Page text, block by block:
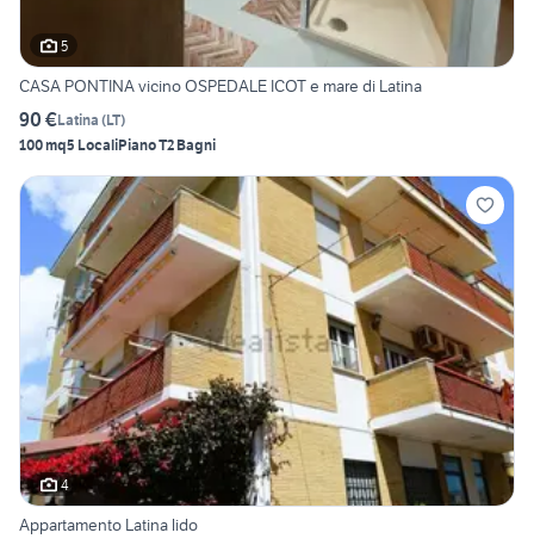
5
CASA PONTINA vicino OSPEDALE ICOT e mare di Latina
90 €Latina (LT)
100 mq5 LocaliPiano T2 Bagni
4
Appartamento Latina lido